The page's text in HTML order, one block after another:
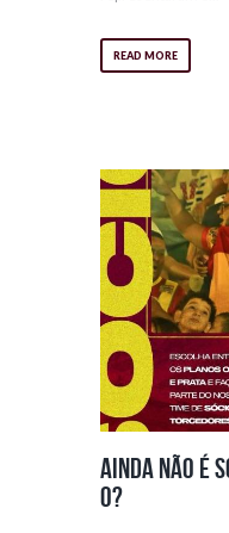
READ MORE
Ainda não é
o?